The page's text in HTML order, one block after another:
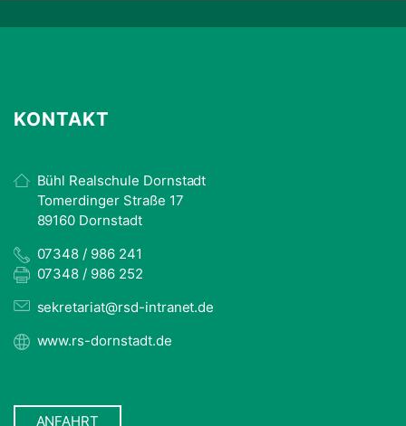
KONTAKT
Bühl Realschule Dornstadt
Tomerdinger Straße 17
89160 Dornstadt
07348 / 986 241
07348 / 986 252
sekretariat@rsd-intranet.de
www.rs-dornstadt.de
ANFAHRT